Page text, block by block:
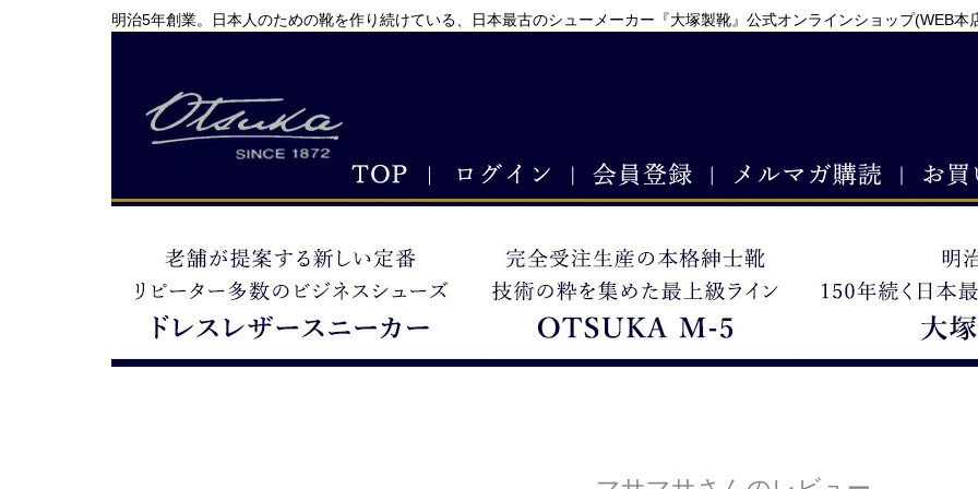
明治5年創業。日本人のための靴を作り続けている、日本最古のシューメーカー『大塚製靴』公式オンラインショップ(WEB本